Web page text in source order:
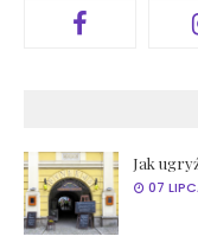
Jak
07